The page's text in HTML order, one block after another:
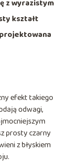
z wyrazistym
kształt
efekt takiego
odwagi,
prosty czarny
z błyskiem